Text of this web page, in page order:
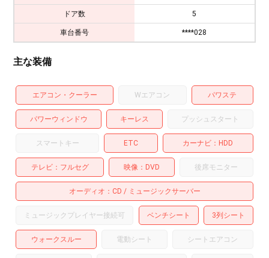
ドア数 5
車台番号 ****028
主な装備
エアコン・クーラー Wエアコン パワステ
パワーウィンドウ キーレス プッシュスタート
スマートキー ETC カーナビ HDD
テレビ フルセグ 映像 DVD 後席モニター
オーディオ CD ミュージックサーバー
ミュージックプレイヤー接続可 ベンチシート 3列シート
ウォークスルー 電動シート シートエアコン